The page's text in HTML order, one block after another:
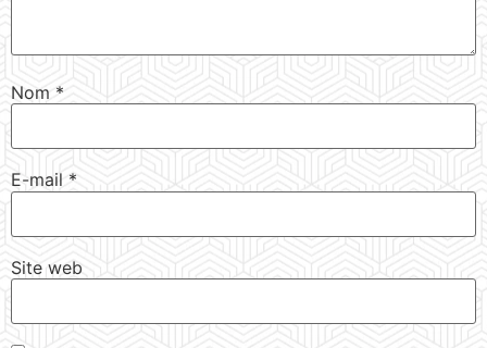
Nom *
E-mail *
Site web